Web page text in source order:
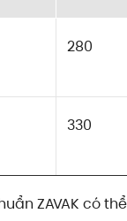
280
330
ZAVAK có